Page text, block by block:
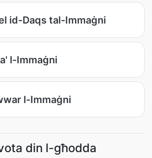
id-Daqs tal-Immaġni
l-Immaġni
l-Immaġni
din l-għodda